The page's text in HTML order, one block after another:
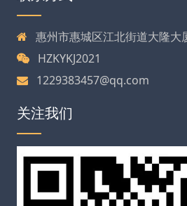
惠州市惠城区江北街道大隆大
HZKYKJ2021
1229383457@qq.com
关注我们